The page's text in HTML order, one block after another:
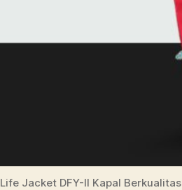
Life Jacket DFY-II Kapal Berkualitas